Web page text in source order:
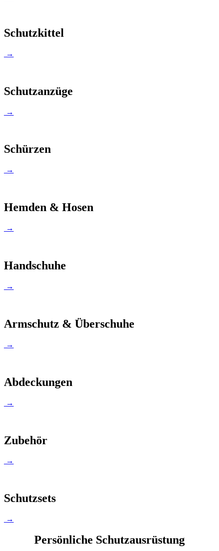
Schutzkittel
→
Schutzanzüge
→
Schürzen
→
Hemden & Hosen
→
Handschuhe
→
Armschutz & Überschuhe
→
Abdeckungen
→
Zubehör
→
Schutzsets
→
Persönliche Schutzausrüstung